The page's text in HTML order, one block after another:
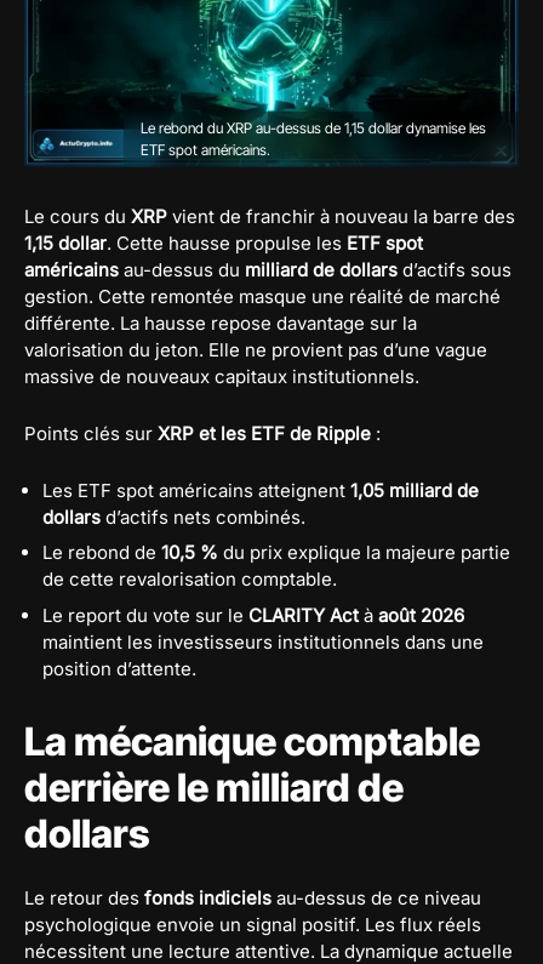
Le rebond du XRP au-dessus de 1,15 dollar dynamise les
ETF spot américains.
Le cours du XRP vient de franchir à nouveau la barre des
1,15 dollar. Cette hausse propulse les ETF spot
américains au-dessus du milliard de dollars d’actifs sous
gestion. Cette remontée masque une réalité de marché
différente. La hausse repose davantage sur la
valorisation du jeton. Elle ne provient pas d’une vague
massive de nouveaux capitaux institutionnels.
Points clés sur XRP et les ETF de Ripple :
Les ETF spot américains atteignent 1,05 milliard de
dollars d’actifs nets combinés.
Le rebond de 10,5 % du prix explique la majeure partie
de cette revalorisation comptable.
Le report du vote sur le CLARITY Actà août 2026
maintient les investisseurs institutionnels dans une
position d’attente.
La mécanique comptable
derrière le milliard de
dollars
Le retour des fonds indiciels au-dessus de ce niveau
psychologique envoie un signal positif. Les flux réels
nécessitent une lecture attentive. La dynamique actuelle